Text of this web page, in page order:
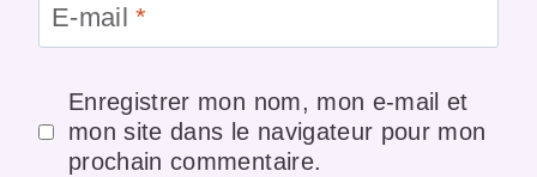
E-mail*
Enregistrer mon nom, mon e-mail et
mon site dans le navigateur pour mon
prochain commentaire.